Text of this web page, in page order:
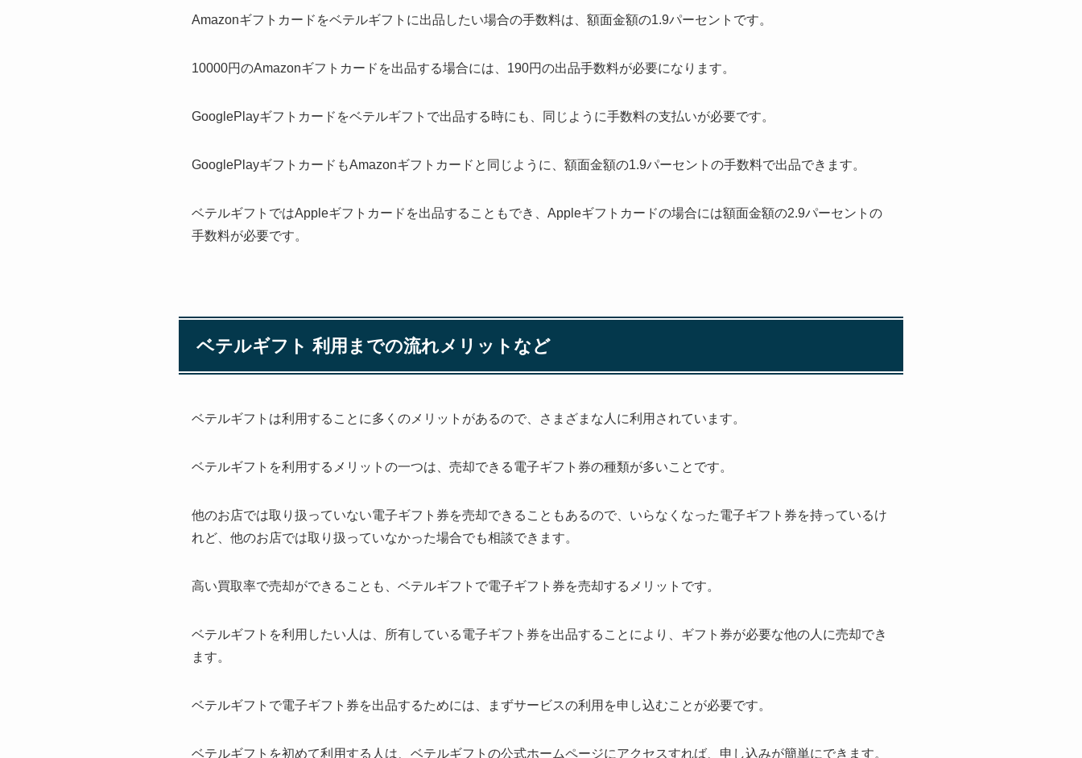
Amazonギフトカードをベテルギフトに出品したい場合の手数料は、額面金額の1.9パーセントです。
10000円のAmazonギフトカードを出品する場合には、190円の出品手数料が必要になります。
GooglePlayギフトカードをベテルギフトで出品する時にも、同じように手数料の支払いが必要です。
GooglePlayギフトカードもAmazonギフトカードと同じように、額面金額の1.9パーセントの手数料で出品できます。
ベテルギフトではAppleギフトカードを出品することもでき、Appleギフトカードの場合には額面金額の2.9パーセントの
手数料が必要です。
ベテルギフト 利用までの流れメリットなど
ベテルギフトは利用することに多くのメリットがあるので、さまざまな人に利用されています。
ベテルギフトを利用するメリットの一つは、売却できる電子ギフト券の種類が多いことです。
他のお店では取り扱っていない電子ギフト券を売却できることもあるので、いらなくなった電子ギフト券を持っているけ
れど、他のお店では取り扱っていなかった場合でも相談できます。
高い買取率で売却ができることも、ベテルギフトで電子ギフト券を売却するメリットです。
ベテルギフトを利用したい人は、所有している電子ギフト券を出品することにより、ギフト券が必要な他の人に売却でき
ます。
ベテルギフトで電子ギフト券を出品するためには、まずサービスの利用を申し込むことが必要です。
ベテルギフトを初めて利用する人は、ベテルギフトの公式ホームページにアクセスすれば、申し込みが簡単にできます。